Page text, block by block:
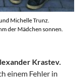
Michelle Trunz.
der Mädchen sonnen.
Krastev.
einem Fehler in